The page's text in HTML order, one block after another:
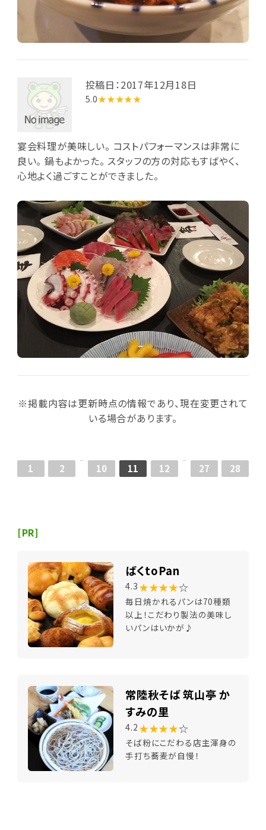
投稿日：2017年12月18日
5.0★★★★★
宴会料理が美味しい。 コストパフォーマンスは非常に
良い。 鍋もよかった。 スタッフの方の対応もすばやく、
心地よく過ごすことができました。
※掲載内容は更新時点の情報であり、現在変更されて
いる場合があります。
1 2 10 11 12 27 28
[PR]
ばくtoPan
4.3 ★★★★☆
毎日焼かれるパンは70種類
以上！こだわり製法の美味し
いパンはいかが♪
常陸秋そば 筑山亭 か
すみの里
4.2 ★★★★☆
そば粉にこだわる店主渾身の
手打ち蕎麦が自慢！